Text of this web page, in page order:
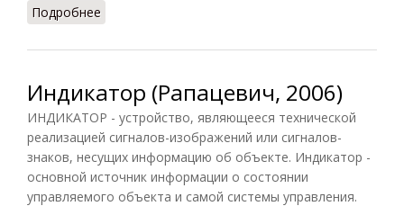
Подробнее
Индикатор (Рапацевич, 2006)
ИНДИКАТОР - устройство, являющееся технической
реализацией сигналов-изображений или сигналов-
знаков, несущих информацию об объекте. Индикатор -
основной источник информации о состоянии
управляемого объекта и самой системы управления.